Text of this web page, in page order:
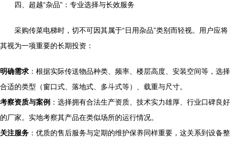
四、超越“杂品”：专业选择与长效服务
采购传菜电梯时，切不可因其属于“日用杂品”类别而轻视。用户应将
其视为一项重要的长期投资：
明确需求 ：根据实际传送物品种类、频率、楼层高度、安装空间等，选择
合适的类型（窗口式、落地式、多斗式等）、载重与尺寸。
考察资质与案例 ：选择拥有合法生产资质、技术实力雄厚、行业口碑良好
的厂家。实地考察其产品在类似场所的运行情况。
关注服务 ：优质的售后服务与定期的维护保养同样重要，这关系到设备整